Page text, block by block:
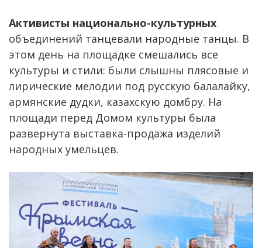
Активисты национально-культурных
объединений танцевали народные танцы. В
этом день на площадке смешались все
культуры и стили: были слышны плясовые и
лирические мелодии под русскую балалайку,
армянские дудки, казахскую домбру. На
площади перед Домом культуры была
развернута выставка-продажа изделий
народных умельцев.